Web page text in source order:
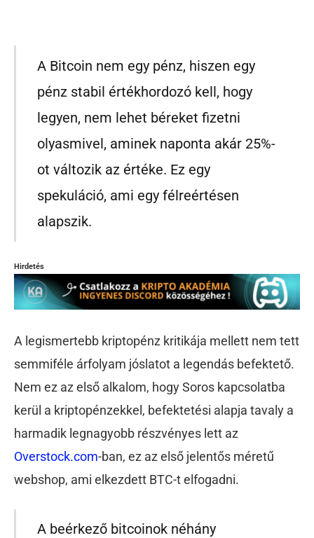
A Bitcoin nem egy pénz, hiszen egy
pénz stabil értékhordozó kell, hogy
legyen, nem lehet béreket fizetni
olyasmivel, aminek naponta akár 25%-
ot változik az értéke. Ez egy
spekuláció, ami egy félreértésen
alapszik.
Hirdetés
A legismertebb kriptopénz kritikája mellett nem tett
semmiféle árfolyam jóslatot a legendás befektető.
Nem ez az első alkalom, hogy Soros kapcsolatba
kerül a kriptopénzekkel, befektetési alapja tavaly a
harmadik legnagyobb részvényes lett az
Overstock.com-ban, ez az első jelentős méretű
webshop, ami elkezdett BTC-t elfogadni.
A beérkező bitcoinok néhány